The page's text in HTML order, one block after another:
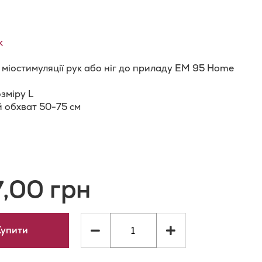
рук або ніг до приладу EM 95 Home
L
обхват 50-75 см
грн